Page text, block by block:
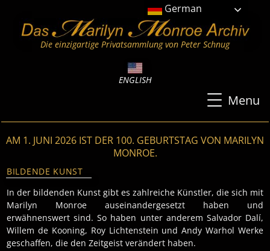
Die einzigartige Privatsammlung von Peter Schnug
ENGLISH
Menu
AM 1. JUNI 2026 IST DER 100. GEBURTSTAG VON MARILYN
MONROE.
BILDENDE KUNST
In der bildenden Kunst gibt es zahlreiche Künstler, die sich mit
Marilyn Monroe auseinandergesetzt haben und
erwähnenswert sind. So haben unter anderem Salvador Dalí,
Willem de Kooning, Roy Lichtenstein und Andy Warhol Werke
geschaffen, die den Zeitgeist verändert haben.
German